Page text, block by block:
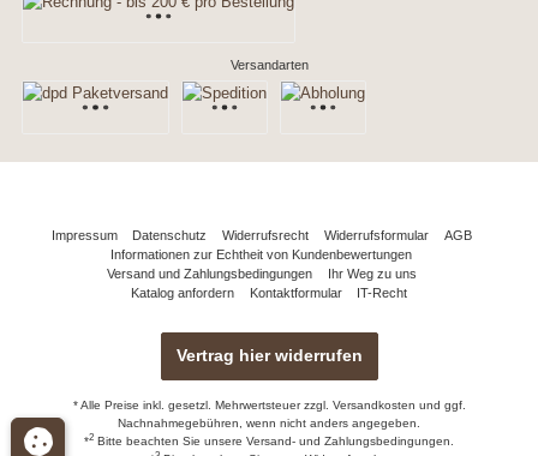
Versandarten
Impressum Datenschutz Widerrufsrecht Widerrufsformular
AGB
Informationen zur Echtheit von Kundenbewertungen
Versand und Zahlungsbedingungen
Ihr Weg zu uns
Katalog anfordern
Kontaktformular IT-Recht
Vertrag hier widerrufen
* Alle Preise inkl. gesetzl. Mehrwertsteuer zzgl. Versandkosten und ggf.
Nachnahmegebühren, wenn nicht anders angegeben.
*2 Bitte beachten Sie unsere Versand- und Zahlungsbedingungen.